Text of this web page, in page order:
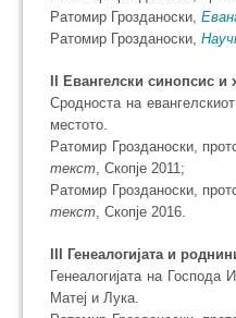
Ратомир Грозданоски,
Ратомир Грозданоски,
II Евангелски синопсис и
Сродноста на
местото.
Ратомир Грозданоски,
текст, Скопје 2011;
Ратомир Грозданоски,
текст, Скопје 2016.
III Генеалогијата и
Генеалогијата на
Матеј и Лука.